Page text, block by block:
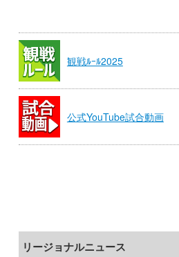
観戦ﾙｰﾙ2025
公式YouTube試合動画
リージョナルニュース